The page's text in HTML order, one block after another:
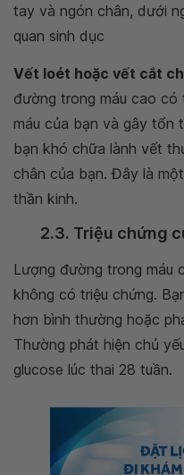
tay và ngón chân, dưới
quan sinh dục
Vết loét hoặc vết cắt
đường trong máu cao có
máu của bạn và gây tổn
bạn khó chữa lành vết
chân của bạn. Đây là
thần kinh.
2.3. Triệu chứng
Lượng đường trong máu
không có triệu chứng.
hơn bình thường hoặc
Thường phát hiện chủ
glucose lúc thai 28 tuần.